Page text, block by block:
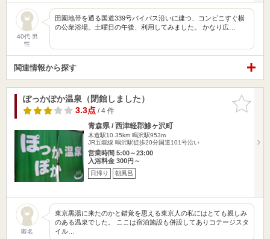
40代 男
性
田園地帯を通る国道339号バイパス沿いに建つ、コンビニすぐ横
の公衆浴場。土曜日の午後、利用してみました。 かなり広…
関連情報から探す
お気に入
りに追加
ぽっかぽか温泉（閉館しました）
3.3点/ 4 件
青森県 / 西津軽郡鯵ヶ沢町
木造駅10.35km 鳴沢駅953m
JR五能線 鳴沢駅徒歩20分国道101号沿い
営業時間 5:00～23:00
入浴料金 300円～
日帰り 朝風呂
匿名
東京黒湯に来たのかと錯覚を思える東京人の私にはとても親しみ
のある温泉でした。 ここは宿泊施設も併設してありコテージスタ
イル…